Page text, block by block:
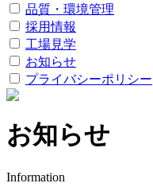
品質・環境管理
採用情報
工場見学
お知らせ
プライバシーポリシー
お知らせ
Information